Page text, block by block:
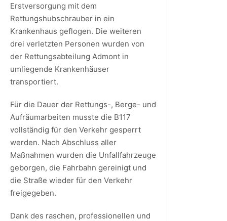
Erstversorgung mit dem
Rettungshubschrauber in ein
Krankenhaus geflogen. Die weiteren
drei verletzten Personen wurden von
der Rettungsabteilung Admont in
umliegende Krankenhäuser
transportiert.
Für die Dauer der Rettungs-, Berge- und
Aufräumarbeiten musste die B117
vollständig für den Verkehr gesperrt
werden. Nach Abschluss aller
Maßnahmen wurden die Unfallfahrzeuge
geborgen, die Fahrbahn gereinigt und
die Straße wieder für den Verkehr
freigegeben.
Dank des raschen, professionellen und